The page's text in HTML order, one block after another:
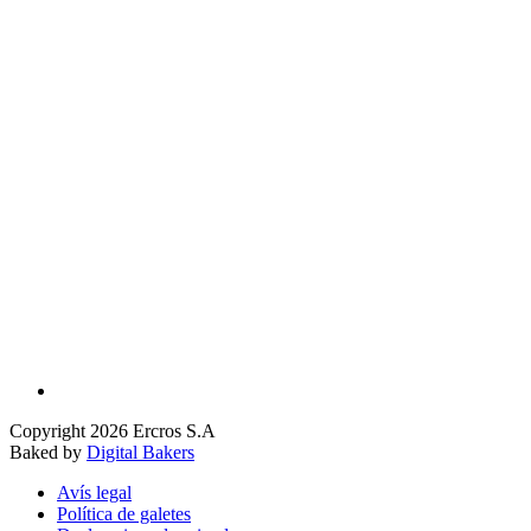
Copyright 2026 Ercros S.A
Baked by Digital Bakers
Avís legal
Política de galetes